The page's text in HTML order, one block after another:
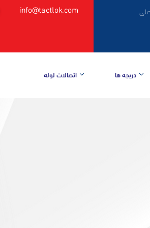
info@tactlok.com
اتصالات لوله دریچه ها